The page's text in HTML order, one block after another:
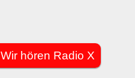
Wir hören Radio X